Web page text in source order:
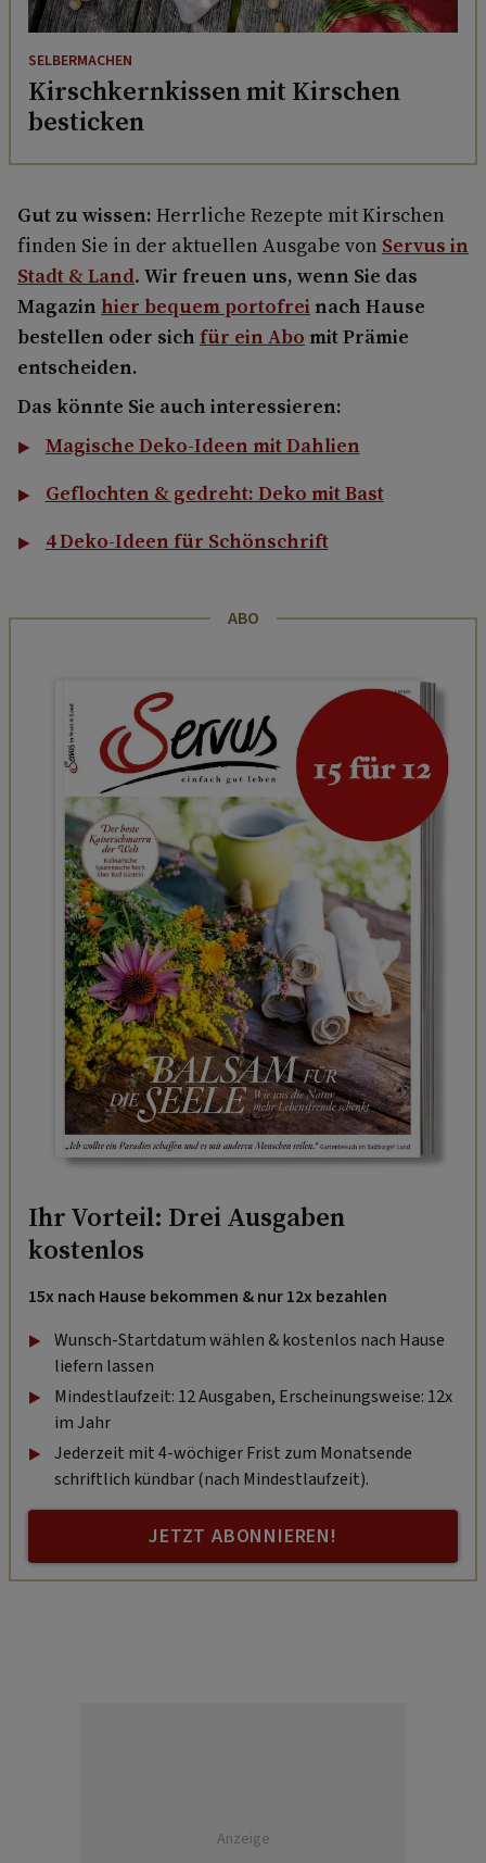
SELBERMACHEN
Kirschkernkissen mit Kirschen
besticken
Gut zu wissen: Herrliche Rezepte mit Kirschen
finden Sie in der aktuellen Ausgabe von Servus in
Stadt & Land. Wir freuen uns, wenn Sie das
Magazin hier bequem portofrei nach Hause
bestellen oder sich für ein Abo mit Prämie
entscheiden.
Das könnte Sie auch interessieren:
Magische Deko-Ideen mit Dahlien
Geflochten & gedreht: Deko mit Bast
4 Deko-Ideen für Schönschrift
ABO
Ihr Vorteil: Drei Ausgaben
kostenlos
15x nach Hause bekommen & nur 12x bezahlen
Wunsch-Startdatum wählen & kostenlos nach Hause
liefern lassen
Mindestlaufzeit: 12 Ausgaben, Erscheinungsweise: 12x
im Jahr
Jederzeit mit 4-wöchiger Frist zum Monatsende
schriftlich kündbar (nach Mindestlaufzeit).
JETZT ABONNIEREN!
Anzeige